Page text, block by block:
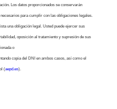
Los datos proporcionados se conservarán
para cumplir con las obligaciones legales.
una obligación legal. Usted puede ejercer sus
oposición al tratamiento y supresión de sus
o
copia del DNI en ambos casos, así como el
(aepd.es).